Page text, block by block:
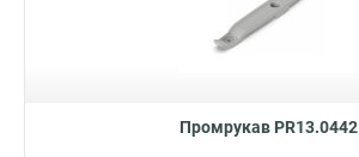
Промрукав PR13.0442